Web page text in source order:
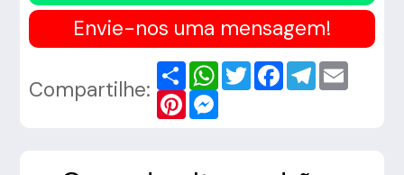
Envie-nos uma mensagem!
Compartilhe:
Share WhatsApp
TwitterFacebookTelegram
Pinterest